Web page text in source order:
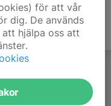
för att vår
dig. De används
hjälpa oss att